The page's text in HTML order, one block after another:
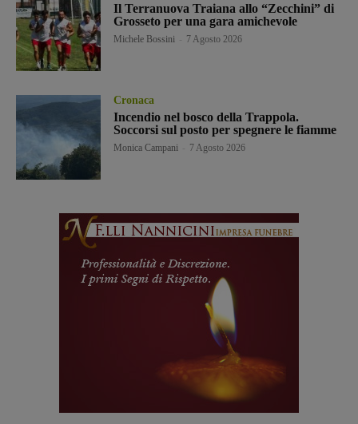
Il Terranuova Traiana allo “Zecchini” di
Grosseto per una gara amichevole
Michele Bossini 7 Agosto 2026
Cronaca
Incendio nel bosco della Trappola.
Soccorsi sul posto per spegnere le fiamme
Monica Campani 7 Agosto 2026